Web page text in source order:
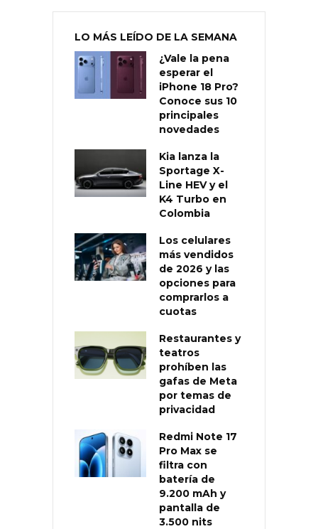
LO MÁS LEÍDO DE LA SEMANA
¿Vale la pena
esperar el
iPhone 18 Pro?
Conoce sus 10
principales
novedades
Kia lanza la
Sportage X-
Line HEV y el
K4 Turbo en
Colombia
Los celulares
más vendidos
de 2026 y las
opciones para
comprarlos a
cuotas
Restaurantes y
teatros
prohíben las
gafas de Meta
por temas de
privacidad
Redmi Note 17
Pro Max se
filtra con
batería de
9.200 mAh y
pantalla de
3.500 nits